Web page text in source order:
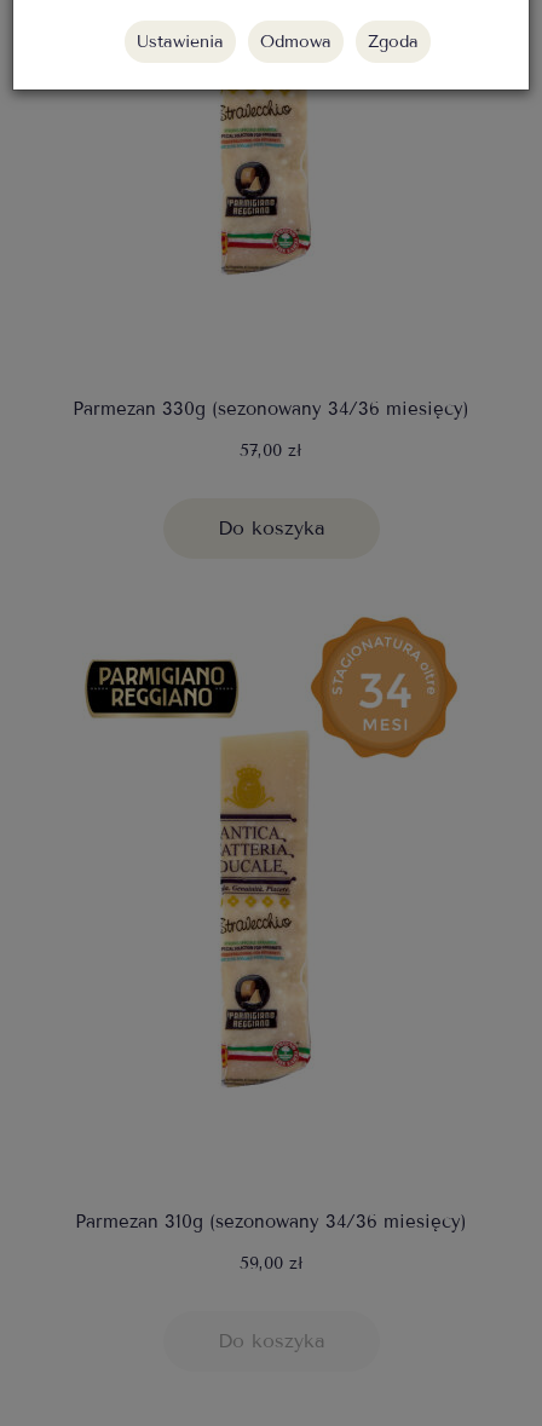
Parmezan 330g (sezonowany 34/36 miesięcy)
57,00 zł
Do koszyka
Parmezan 310g (sezonowany 34/36 miesięcy)
59,00 zł
Do koszyka
Ustawienia Odmowa Zgoda